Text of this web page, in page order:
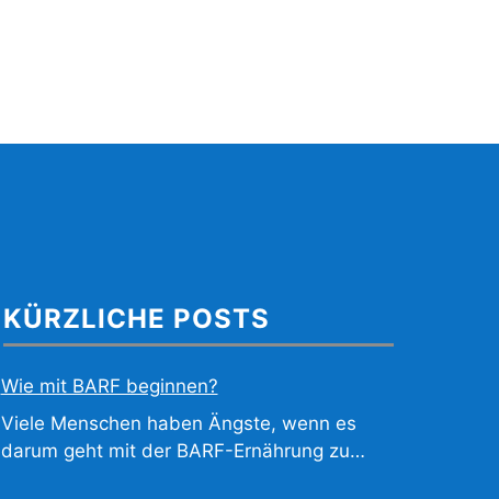
KÜRZLICHE POSTS
Wie mit BARF beginnen?
Viele Menschen haben Ängste, wenn es
darum geht mit der BARF-Ernährung zu…